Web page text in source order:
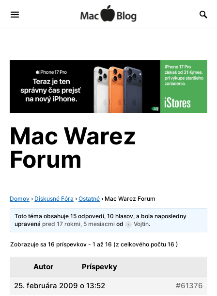
Mac Warez
Forum
Domov › Diskusné Fóra › Ostatné › Mac Warez Forum
Toto téma obsahuje 15 odpovedí, 10 hlasov, a bola naposledny
upravenápred 17 rokmi, 5 mesiacmi od Vojtin.
Zobrazuje sa 16 príspevkov - 1 až 16 (z celkového počtu 16 )
Autor Príspevky
25. februára 2009 o 13:52 #61376